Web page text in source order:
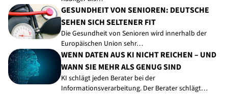
GESUNDHEIT VON SENIOREN: DEUTSCHE
SEHEN SICH SELTENER FIT
Die Gesundheit von Senioren wird innerhalb der
Europäischen Union sehr…
WENN DATEN AUS KI NICHT REICHEN – UND
WANN SIE MEHR ALS GENUG SIND
KI schlägt jeden Berater bei der
Informationsverarbeitung. Der Berater schlägt…